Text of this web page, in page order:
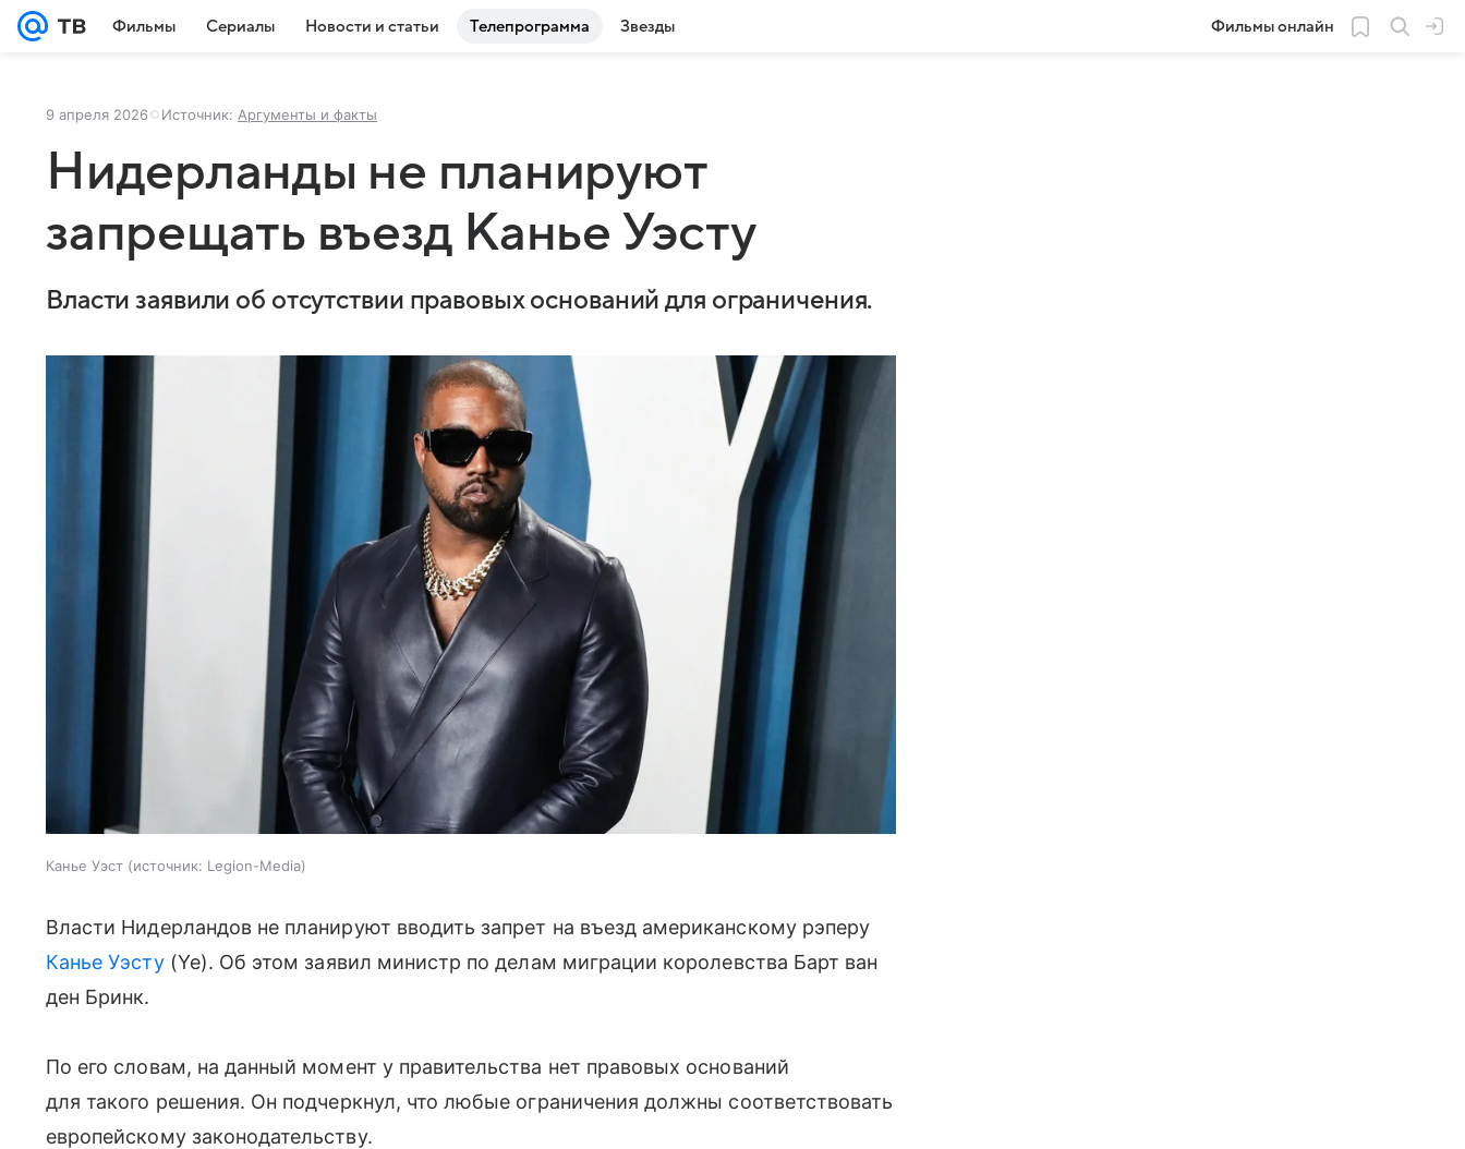
Фильмы Сериалы Новости и статьи Телепрограмма Звезды Фильмы онлайн
9 апреля 2026 Источник: Аргументы и факты
Нидерланды не планируют
запрещать въезд Канье Уэсту
Власти заявили об отсутствии правовых оснований для ограничения.
Канье Уэст источник: Legion-Media
Власти Нидерландов не планируют вводить запрет на въезд американскому рэперу
Канье Уэсту(Ye). Об этом заявил министр по делам миграции королевства Барт ван
ден Бринк.
По его словам, на данный момент у правительства нет правовых оснований
для такого решения. Он подчеркнул, что любые ограничения должны соответствовать
европейскому законодательству.